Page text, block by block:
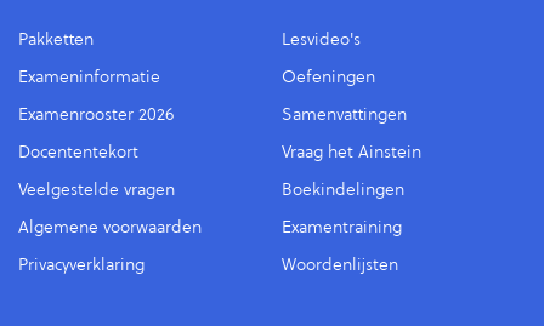
Pakketten
Exameninformatie
Examenrooster 2026
Docententekort
Veelgestelde vragen
Algemene voorwaarden
Privacyverklaring
Lesvideo's
Oefeningen
Samenvattingen
Vraag het Ainstein
Boekindelingen
Examentraining
Woordenlijsten